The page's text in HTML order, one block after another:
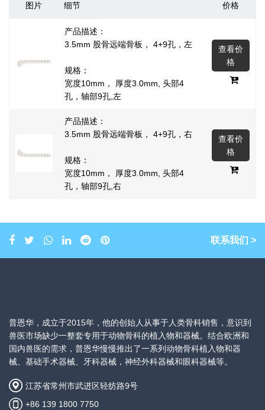
图片 细节 价格
产品描述：
3.5mm 股骨远端骨板， 4+9孔，左
规格：
宽度10mm， 厚度3.0mm, 头部4
孔，轴部9孔,左
查看价
格
产品描述：
3.5mm 股骨远端骨板， 4+9孔，右
规格：
宽度10mm， 厚度3.0mm, 头部4
孔，轴部9孔,右
查看价
格
联系我们 >
普恩华，成立于2015年，他的创始人从事于人类骨科销售，意识到
兽医市场缺少一整套专用于动物骨科的植入物和器械。结合欧洲和
国内兽医的需求，普恩华慢慢推出了一系列动物骨科植入物和器
械、基础手术器械、牙科器械，神经外科器械和眼科器械等。
江苏省常州市武进区轻纺路9号
+86 139 1800 7750